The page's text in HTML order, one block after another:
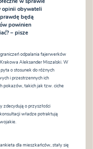
opinii obywateli
będą
powinien
– pisze
odpalania fajerwerków
Aleksander Miszalski. W
o stosunek do różnych
i przestrzennych ich
pokazów, takich jak tzw. ciche
zdecydują o przyszłości
władze potraktują
dla mieszkańców, stały się